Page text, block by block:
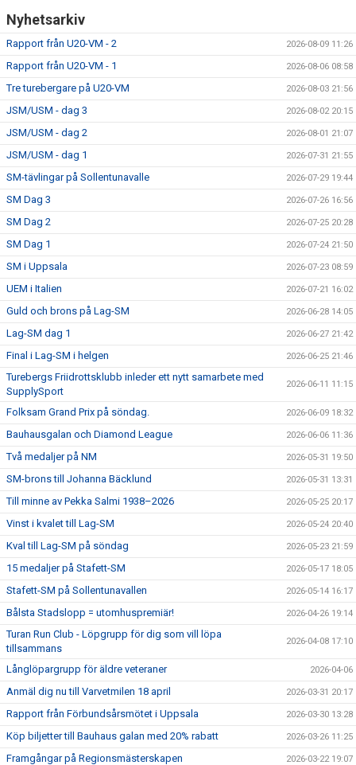
Nyhetsarkiv
Rapport från U20-VM - 2 2026-08-09 11:26
Rapport från U20-VM - 1 2026-08-06 08:58
Tre turebergare på U20-VM 2026-08-03 21:56
JSM/USM - dag 3 2026-08-02 20:15
JSM/USM - dag 2 2026-08-01 21:07
JSM/USM - dag 1 2026-07-31 21:55
SM-tävlingar på Sollentunavalle 2026-07-29 19:44
SM Dag 3 2026-07-26 16:56
SM Dag 2 2026-07-25 20:28
SM Dag 1 2026-07-24 21:50
SM i Uppsala 2026-07-23 08:59
UEM i Italien 2026-07-21 16:02
Guld och brons på Lag-SM 2026-06-28 14:05
Lag-SM dag 1 2026-06-27 21:42
Final i Lag-SM i helgen 2026-06-25 21:46
Turebergs Friidrottsklubb inleder ett nytt samarbete med
SupplySport
2026-06-11 11:15
Folksam Grand Prix på söndag. 2026-06-09 18:32
Bauhausgalan och Diamond League 2026-06-06 11:36
Två medaljer på NM 2026-05-31 19:50
SM-brons till Johanna Bäcklund 2026-05-31 13:31
Till minne av Pekka Salmi 1938–2026 2026-05-25 20:17
Vinst i kvalet till Lag-SM 2026-05-24 20:40
Kval till Lag-SM på söndag 2026-05-23 21:59
15 medaljer på Stafett-SM 2026-05-17 18:05
Stafett-SM på Sollentunavallen 2026-05-14 16:17
Bålsta Stadslopp = utomhuspremiär! 2026-04-26 19:14
Turan Run Club - Löpgrupp för dig som vill löpa
tillsammans
2026-04-08 17:10
Långlöpargrupp för äldre veteraner 2026-04-06
Anmäl dig nu till Varvetmilen 18 april 2026-03-31 20:17
Rapport från Förbundsårsmötet i Uppsala 2026-03-30 13:28
Köp biljetter till Bauhaus galan med 20% rabatt 2026-03-26 11:25
Framgångar på Regionsmästerskapen 2026-03-22 19:07